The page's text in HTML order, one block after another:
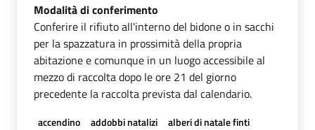
Modalità di conferimento
Conferire il rifiuto all'interno del bidone o in sacchi
per la spazzatura in prossimità della propria
abitazione e comunque in un luogo accessibile al
mezzo di raccolta dopo le ore 21 del giorno
precedente la raccolta prevista dal calendario.
accendino addobbi natalizi
alberi di natale finti